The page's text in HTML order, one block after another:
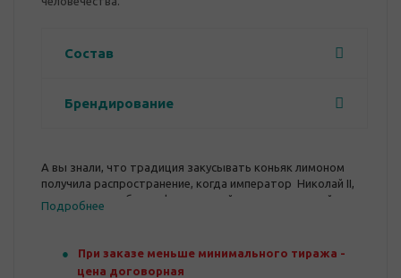
Состав
Брендирование
А вы знали, что традиция закусывать коньяк лимоном
получила распространение, когда император Николай II,
впервые попробовал французский коньяк, который
оказался слишком крепким, но кроме лимона под рукой
Подробнее
При заказе меньше минимального тиража -
цена договорная